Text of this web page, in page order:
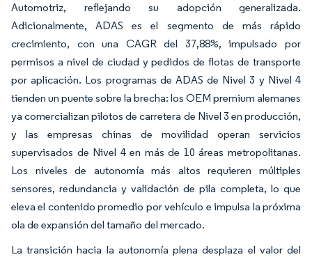
Automotriz, reflejando su adopción generalizada.
Adicionalmente, ADAS es el segmento de más rápido
crecimiento, con una CAGR del 37,88%, impulsado por
permisos a nivel de ciudad y pedidos de flotas de transporte
por aplicación. Los programas de ADAS de Nivel 3 y Nivel 4
tienden un puente sobre la brecha: los OEM premium alemanes
ya comercializan pilotos de carretera de Nivel 3 en producción,
y las empresas chinas de movilidad operan servicios
supervisados de Nivel 4 en más de 10 áreas metropolitanas.
Los niveles de autonomía más altos requieren múltiples
sensores, redundancia y validación de pila completa, lo que
eleva el contenido promedio por vehículo e impulsa la próxima
ola de expansión del tamaño del mercado.
La transición hacia la autonomía plena desplaza el valor del